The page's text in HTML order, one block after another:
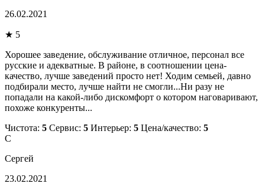
26.02.2021
★ 5
Хорошее заведение, обслуживание отличное, персонал все
русские и адекватные. В районе, в соотношении цена-
качество, лучше заведений просто нет! Ходим семьей, давно
подбирали место, лучше найти не смогли...Ни разу не
попадали на какой-либо дискомфорт о котором наговаривают,
похоже конкуренты...
Чистота: 5 Сервис: 5 Интерьер: 5 Цена/качество: 5
С
Сергей
23.02.2021